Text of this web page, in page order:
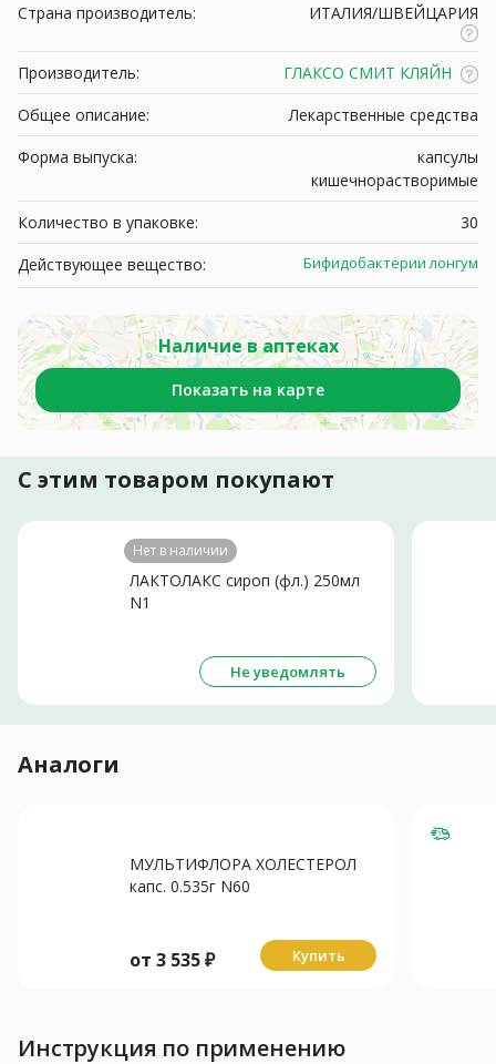
Страна производитель: ИТАЛИЯ/ШВЕЙЦАРИЯ
Производитель:
ГЛАКСО СМИТ КЛЯЙН
Общее описание:
Лекарственные средства
Форма выпуска:
капсулы
кишечнорастворимые
Количество в упаковке:
30
Действующее вещество:
Бифидобактерии лонгум
Наличие в аптеках
Показать на карте
С этим товаром покупают
Нет в наличии
ЛАКТОЛАКС сироп (фл.) 250мл
N1
Не уведомлять
Аналоги
МУЛЬТИФЛОРА ХОЛЕСТЕРОЛ
капс. 0.535г N60
от 3 535₽ Купить
Инструкция по применению